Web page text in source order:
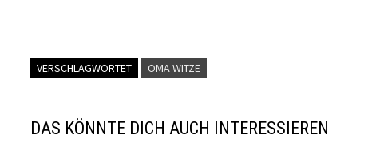
VERSCHLAGWORTET OMA WITZE
DAS KÖNNTE DICH AUCH INTERESSIEREN